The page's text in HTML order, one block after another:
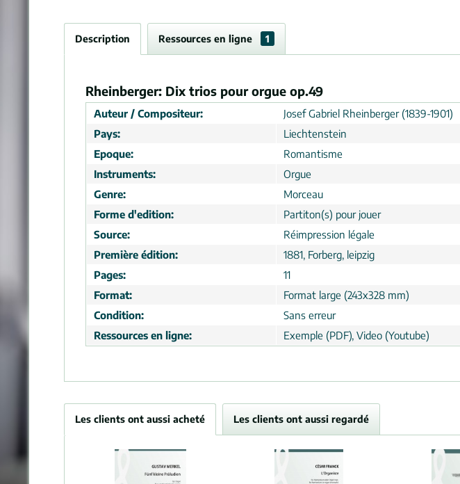
Description Ressources en ligne 1
Rheinberger: Dix trios pour orgue op.49
Auteur / Compositeur:
Josef Gabriel Rheinberger (1839-1901)
Pays:
Liechtenstein
Epoque:
Romantisme
Instruments:
Orgue
Genre:
Morceau
Forme d'edition:
Partiton(s) pour jouer
Source:
Réimpression légale
Première édition:
1881, Forberg, leipzig
Pages:
11
Format:
Format large (243x328 mm)
Condition:
Sans erreur
Ressources en ligne:
Exemple (PDF), Video (Youtube)
Les clients ont aussi acheté Les clients ont aussi regardé